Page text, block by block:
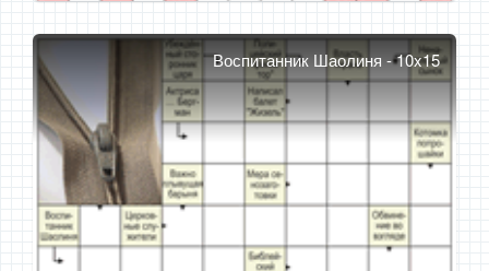
Воспитанник Шаолиня - 10x15